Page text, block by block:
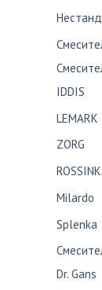
IDDIS
LEMARK
ZORG
Milardo
Splenka
Dr. Gans